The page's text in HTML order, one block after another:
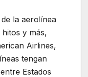
la aerolínea
y más,
Airlines,
tengan
Estados